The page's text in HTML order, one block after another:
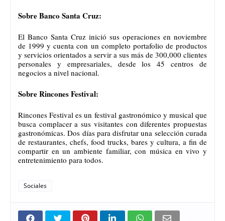
Sobre Banco Santa Cruz:
El Banco Santa Cruz inició sus operaciones en noviembre
de 1999 y cuenta con un completo portafolio de productos
y servicios orientados a servir a sus más de 300,000 clientes
personales y empresariales, desde los 45 centros de
negocios a nivel nacional.
Sobre Rincones Festival:
Rincones Festival es un festival gastronómico y musical que
busca complacer a sus visitantes con diferentes propuestas
gastronómicas. Dos días para disfrutar una selección curada
de restaurantes, chefs, food trucks, bares y cultura, a fin de
compartir en un ambiente familiar, con música en vivo y
entretenimiento para todos.
Sociales